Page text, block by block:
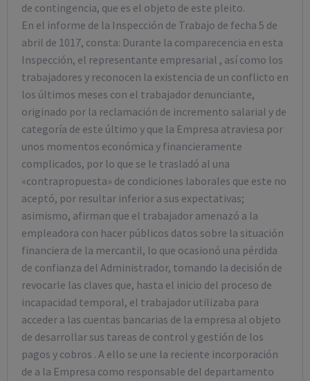
de contingencia, que es el objeto de este pleito.
En el informe de la Inspección de Trabajo de fecha 5 de
abril de 1017, consta: Durante la comparecencia en esta
Inspección, el representante empresarial , así como los
trabajadores y reconocen la existencia de un conflicto en
los últimos meses con el trabajador denunciante,
originado por la reclamación de incremento salarial y de
categoría de este último y que la Empresa atraviesa por
unos momentos económica y financieramente
complicados, por lo que se le trasladó al una
«contrapropuesta» de condiciones laborales que este no
aceptó, por resultar inferior a sus expectativas;
asimismo, afirman que el trabajador amenazó a la
empleadora con hacer públicos datos sobre la situación
financiera de la mercantil, lo que ocasionó una pérdida
de confianza del Administrador, tomando la decisión de
revocarle las claves que, hasta el inicio del proceso de
incapacidad temporal, el trabajador utilizaba para
acceder a las cuentas bancarias de la empresa al objeto
de desarrollar sus tareas de control y gestión de los
pagos y cobros . A ello se une la reciente incorporación
de a la Empresa como responsable del departamento